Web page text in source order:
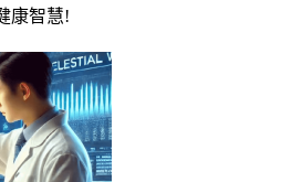
康智慧!